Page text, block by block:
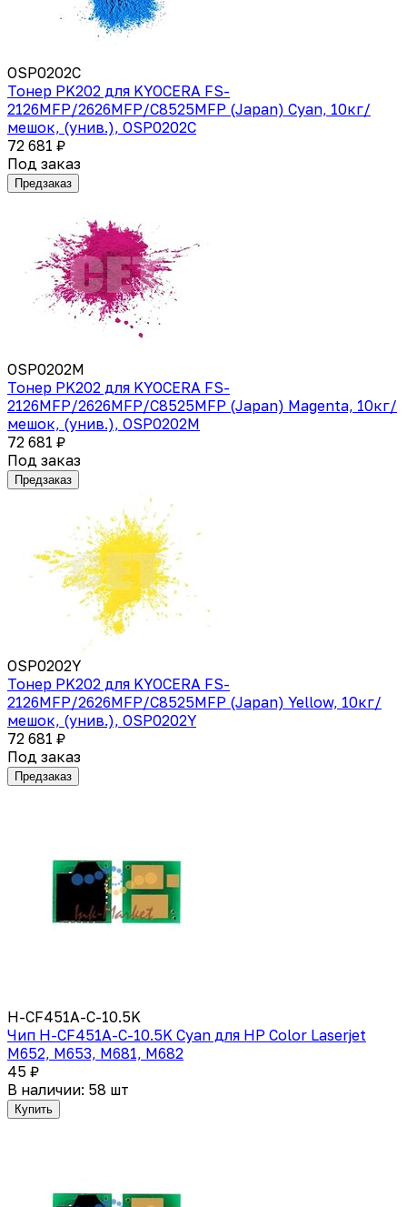
OSP0202C
Тонер PK202 для KYOCERA FS-
2126MFP/2626MFP/C8525MFP (Japan) Cyan, 10кг/
мешок, (унив.), OSP0202C
72 681 ₽
Под заказ
Предзаказ
OSP0202M
Тонер PK202 для KYOCERA FS-
2126MFP/2626MFP/C8525MFP (Japan) Magenta, 10кг/
мешок, (унив.), OSP0202M
72 681 ₽
Под заказ
Предзаказ
OSP0202Y
Тонер PK202 для KYOCERA FS-
2126MFP/2626MFP/C8525MFP (Japan) Yellow, 10кг/
мешок, (унив.), OSP0202Y
72 681 ₽
Под заказ
Предзаказ
H-CF451A-C-10.5K
Чип H-CF451A-C-10.5K Cyan для HP Color Laserjet
M652, M653, M681, M682
45 ₽
В наличии: 58 шт
Купить